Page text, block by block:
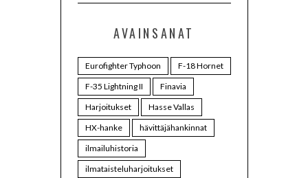
AVAINSANAT
Eurofighter Typhoon
F-18 Hornet
F-35 Lightning II
Finavia
Harjoitukset
Hasse Vallas
HX-hanke
hävittäjähankinnat
ilmailuhistoria
ilmataisteluharjoitukset